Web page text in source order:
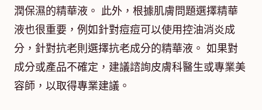
潤保濕的精華液。 此外，根據肌膚問題選擇精華
液也很重要，例如針對痘痘可以使用控油消炎成
分，針對抗老則選擇抗老成分的精華液。 如果對
成分或產品不確定，建議諮詢皮膚科醫生或專業美
容師，以取得專業建議。